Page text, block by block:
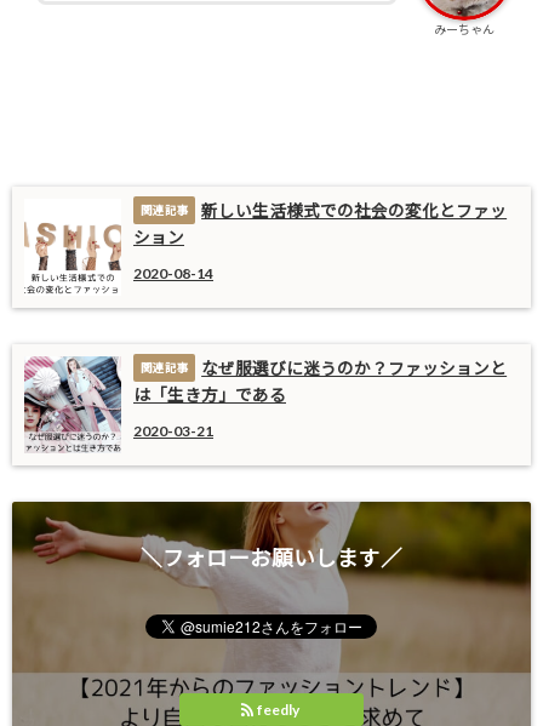
みーちゃん
新しい生活様式での社会の変化とファッ
ション
2020-08-14
なぜ服選びに迷うのか？ファッションと
は「生き方」である
2020-03-21
＼フォローお願いします／
feedly